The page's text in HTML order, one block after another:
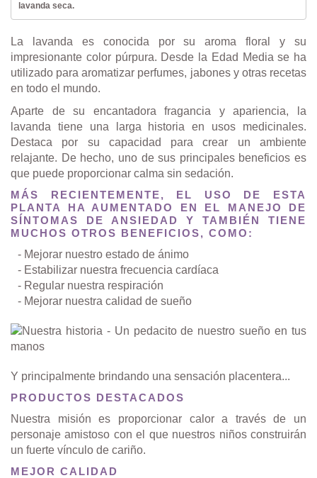
lavanda seca.
La lavanda es conocida por su aroma floral y su
impresionante color púrpura. Desde la Edad Media se ha
utilizado para aromatizar perfumes, jabones y otras recetas
en todo el mundo.
Aparte de su encantadora fragancia y apariencia, la
lavanda tiene una larga historia en usos medicinales.
Destaca por su capacidad para crear un ambiente
relajante. De hecho, uno de sus principales beneficios es
que puede proporcionar calma sin sedación.
MÁS RECIENTEMENTE, EL USO DE ESTA
PLANTA HA AUMENTADO EN EL MANEJO DE
SÍNTOMAS DE ANSIEDAD Y TAMBIÉN TIENE
MUCHOS OTROS BENEFICIOS, COMO:
- Mejorar nuestro estado de ánimo
- Estabilizar nuestra frecuencia cardíaca
- Regular nuestra respiración
- Mejorar nuestra calidad de sueño
Y principalmente brindando una sensación placentera...
PRODUCTOS DESTACADOS
Nuestra misión es proporcionar calor a través de un
personaje amistoso con el que nuestros niños construirán
un fuerte vínculo de cariño.
MEJOR CALIDAD